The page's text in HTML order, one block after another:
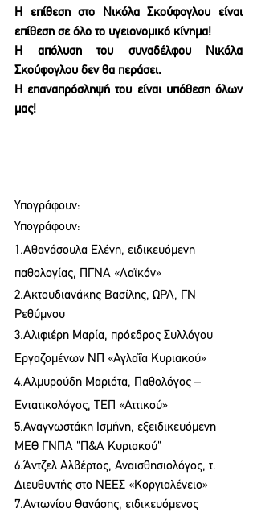
Η επίθεση στο Νικόλα Σκούφογλου είναι
επίθεση σε όλο το υγειονομικό κίνημα!
Η απόλυση του συναδέλφου Νικόλα
Σκούφογλου δεν θα περάσει.
Η επαναπρόσληψή του είναι υπόθεση όλων
μας!
Υπογράφουν:
Υπογράφουν:
1.Αθανάσουλα Ελένη, ειδικευόμενη
παθολογίας, ΠΓΝΑ «Λαϊκόν»
2.Ακτουδιανάκης Βασίλης, ΩΡΛ, ΓΝ
Ρεθύμνου
3.Αλιφιέρη Μαρία, πρόεδρος Συλλόγου
Εργαζομένων ΝΠ «Αγλαΐα Κυριακού»
4.Αλμυρούδη Μαριότα, Παθολόγος –
Εντατικολόγος, ΤΕΠ «Αττικού»
5.Αναγνωστάκη Ισμήνη, εξειδικευόμενη
ΜΕΘ ΓΝΠΑ "Π&Α Κυριακού"
6.Άντζελ Αλβέρτος, Αναισθησιολόγος, τ.
Διευθυντής στο ΝΕΕΣ «Κοργιαλένειο»
7.Αντωνίου Θανάσης, ειδικευόμενος